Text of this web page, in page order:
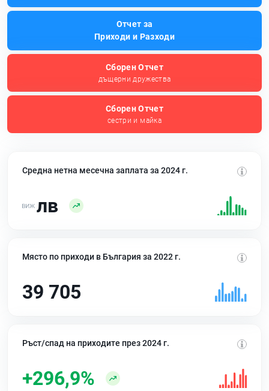
Отчет за
Приходи и Разходи
Сборен Отчет
дъщерни дружества
Сборен Отчет
сестри и майка
Средна нетна месечна заплата за 2024 г.
лв
Място по приходи в България за 2022 г.
39 705
Ръст/спад на приходите през 2024 г.
+296,9%